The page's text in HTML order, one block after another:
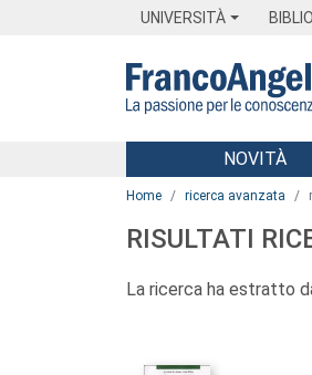
UNIVERSITÀ
Menu
NOVITÀ
Home ricerca avanzata
RISULTATI
La ricerca ha estratto